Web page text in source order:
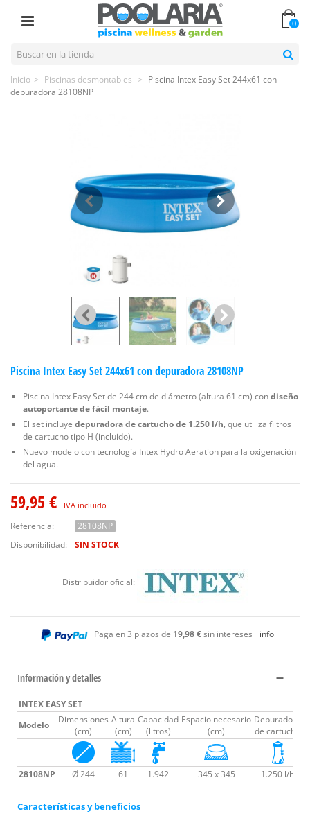
0
Inicio > Piscinas desmontables > Piscina Intex Easy Set 244x61 con
depuradora 28108NP
Piscina Intex Easy Set 244x61 con depuradora 28108NP
Piscina Intex Easy Set de 244 cm de diámetro (altura 61 cm) condiseño
autoportante de fácil montaje.
El set incluye depuradora de cartucho de 1.250 l/h, que utiliza filtros
de cartucho tipo H (incluido).
Nuevo modelo con tecnología Intex Hydro Aeration para la oxigenación
del agua.
59,95 € IVA incluido
Referencia:
28108NP
Disponibilidad:
SIN STOCK
Distribuidor oficial:
Paga en 3 plazos de 19,98 €sin intereses +info
Información y detalles
INTEX EASY SET
Modelo
Dimensiones
(cm)
Altura
(cm)
Capacidad
(litros)
Espacio necesario
(cm)
Depuradora
de cartucho
28108NP Ø 244 61 1.942 345 x 345 1.250 l/h
Características y beneficios